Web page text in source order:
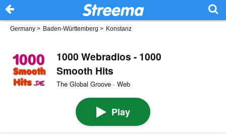
Germany > Baden-Württemberg > Konstanz
1000 Webradios - 1000
Smooth Hits
The Global Groove · Web
Play